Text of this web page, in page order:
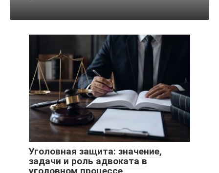
Уголовная защита: значение,
задачи и роль адвоката в